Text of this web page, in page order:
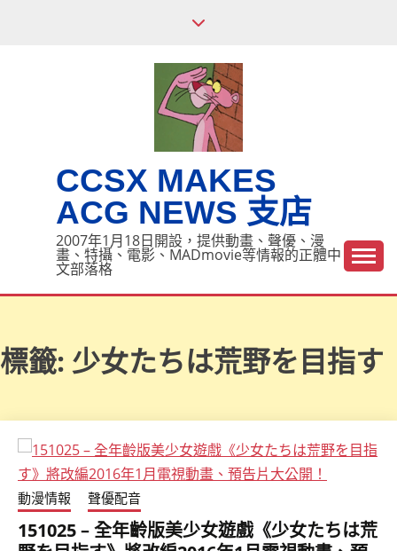
CCSX MAKES
ACG NEWS 支店
2007年1月18日開設，提供動畫、聲優、漫
畫、特攝、電影、MADmovie等情報的正體中
文部落格
標籤: 少女たちは荒野を目指す
動漫情報 聲優配音
151025 – 全年齡版美少女遊戲《少女たちは荒